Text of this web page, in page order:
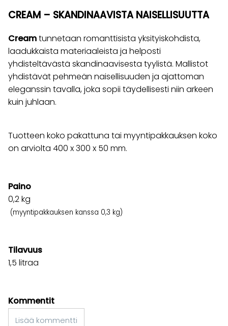
CREAM – SKANDINAAVISTA NAISELLISUUTTA
Creamtunnetaan romanttisista yksityiskohdista,
laadukkaista materiaaleista ja helposti
yhdisteltävästä skandinaavisesta tyylistä. Mallistot
yhdistävät pehmeän naisellisuuden ja ajattoman
eleganssin tavalla, joka sopii täydellisesti niin arkeen
kuin juhlaan.
Tuotteen koko pakattuna tai myyntipakkauksen koko
on arviolta 400 x 300 x 50 mm.
Paino
0,2kg
(myyntipakkauksen kanssa 0,3 kg)
Tilavuus
1,5 litraa
Kommentit
Lisää kommentti